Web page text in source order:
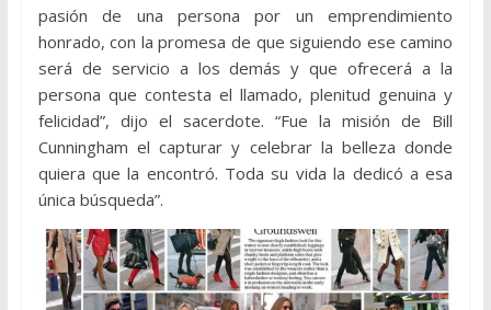
pasión de una persona por un emprendimiento
honrado, con la promesa de que siguiendo ese camino
será de servicio a los demás y que ofrecerá a la
persona que contesta el llamado, plenitud genuina y
felicidad”, dijo el sacerdote. “Fue la misión de Bill
Cunningham el capturar y celebrar la belleza donde
quiera que la encontró. Toda su vida la dedicó a esa
única búsqueda”.